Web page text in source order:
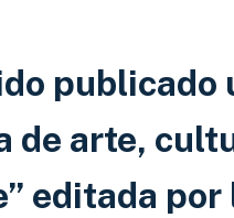
publicado
de arte,
editada